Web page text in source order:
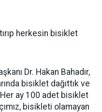
herkesin bisiklet
Dr. Hakan Bahadır,
bisiklet dağıttık ve
ay 100 adet bisiklet
bisikleti olamayan